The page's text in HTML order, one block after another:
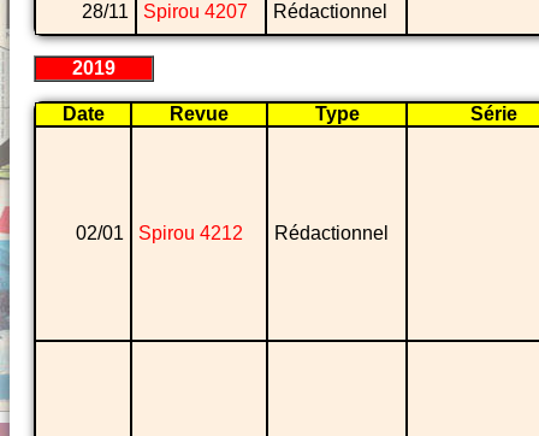
28/11 Spirou 4207 Rédactionnel
2019
Date Revue Type Série
02/01 Spirou 4212 Rédactionnel